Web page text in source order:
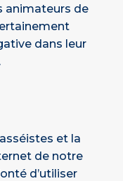
animateurs de
dans leur
et la
de notre
d’utiliser